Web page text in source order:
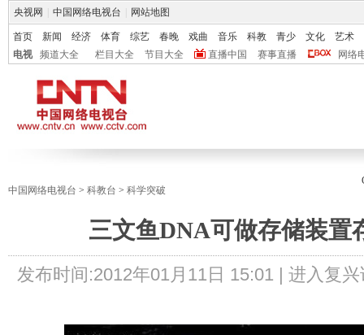
央视网 中国网络电视台 网站地图
首页 新闻 经济 体育 综艺 春晚 戏曲 音乐 科教 青少 文化
艺术
电视
频道大全 栏目大全 节目大全 直播中国 赛事直播 网络
中国网络电视台 > 科教台 > 科学突破
三文鱼DNA可做存储装置
发布时间:2012年01月11日 15:01 | 进入复兴